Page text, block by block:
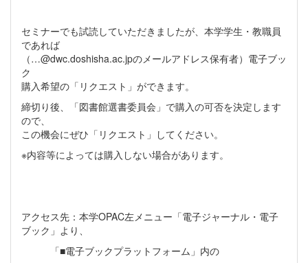
セミナーでも試読していただきましたが、本学学生・教職員
であれば
（…@dwc.doshisha.ac.jpのメールアドレス保有者）電子ブッ
ク
購入希望の「リクエスト」ができます。
締切り後、「図書館選書委員会」で購入の可否を決定します
ので、
この機会にぜひ「リクエスト」してください。
※内容等によっては購入しない場合があります。
アクセス先：本学OPAC左メニュー「電子ジャーナル・電子
ブック」より、
「■電子ブックプラットフォーム」内の